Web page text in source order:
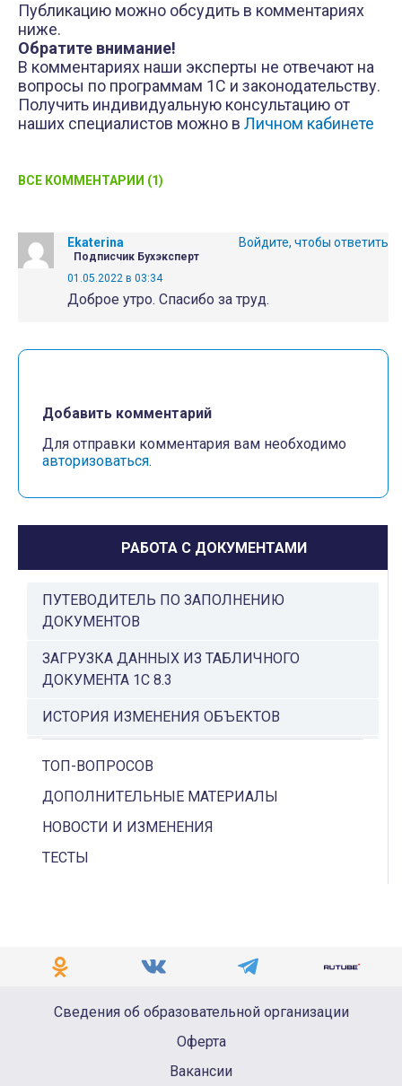
Публикацию можно обсудить в комментариях
ниже.
Обратите внимание!
В комментариях наши эксперты не отвечают на
вопросы по программам 1С и законодательству.
Получить индивидуальную консультацию от
наших специалистов можно в Личном кабинете
ВСЕ КОММЕНТАРИИ (1)
Ekaterina
Подписчик Бухэксперт
01.05.2022 в 03:34
Доброе утро. Спасибо за труд.
Войдите, чтобы ответить
Добавить комментарий
Для отправки комментария вам необходимо
авторизоваться.
РАБОТА С ДОКУМЕНТАМИ
ПУТЕВОДИТЕЛЬ ПО ЗАПОЛНЕНИЮ
ДОКУМЕНТОВ
ЗАГРУЗКА ДАННЫХ ИЗ ТАБЛИЧНОГО
ДОКУМЕНТА 1С 8.3
ИСТОРИЯ ИЗМЕНЕНИЯ ОБЪЕКТОВ
РЕЕСТР ДОКУМЕНТОВ
БУХГАЛТЕР БЕЗ АДМИНА ПРИ РАБОТЕ С
1С:БУХГАЛТЕРИЯ
ТОП-ВОПРОСОВ
ДОПОЛНИТЕЛЬНЫЕ МАТЕРИАЛЫ
НОВОСТИ И ИЗМЕНЕНИЯ
ТЕСТЫ
Сведения об образовательной организации
Оферта
Вакансии